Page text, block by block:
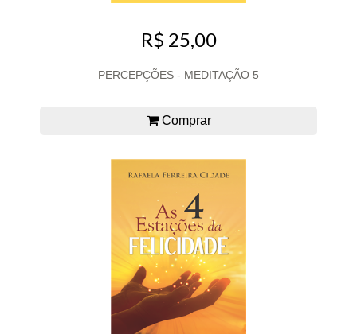
R$ 25,00
PERCEPÇÕES - MEDITAÇÃO 5
Comprar